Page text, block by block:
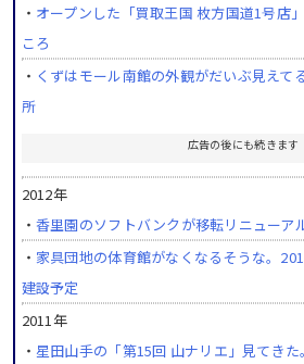
・ オープンした「買取王国 枚方国道1号店
ころ
・ くずはモール南館の外観がだいぶ見えて
所
広告の後にも続きます
2012年
・ 香里園のソフトバンクが移転リニューア
・ 家具団地の体育館がなくなるそうな。
建設予定
2011年
・ 星田山手の「第15回 山ナリエ」見てき